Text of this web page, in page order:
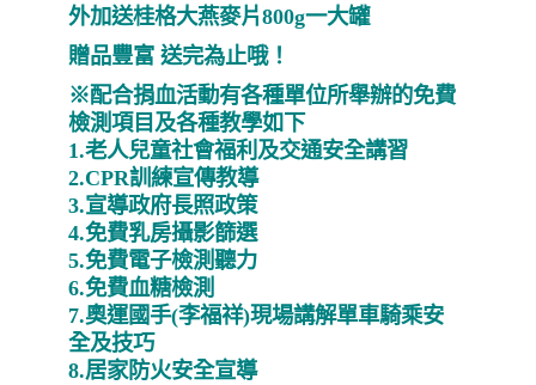
外加送桂格大燕麥片800g一大罐
贈品豐富 送完為止哦！
※配合捐血活動有各種單位所舉辦的免費
檢測項目及各種教學如下
1.老人兒童社會福利及交通安全講習
2.CPR訓練宣傳教導
3.宣導政府長照政策
4.免費乳房攝影篩選
5.免費電子檢測聽力
6.免費血糖檢測
7.奧運國手(李福祥)現場講解單車騎乘安
全及技巧
8.居家防火安全宣導